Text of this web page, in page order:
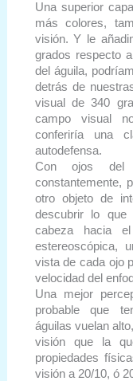
Una superior
más colores,
visión. Y le
grados respecto
del águila,
detrás de
visual de 340
campo visual
conferiría una
autodefensa.
Con ojos del
constantemente,
otro objeto de
descubrir lo que
cabeza hacia
estereoscópica,
vista de cada ojo
velocidad del
Una mejor
probable que
águilas vuelan
visión que la
propiedades
visión a 20/10, ó